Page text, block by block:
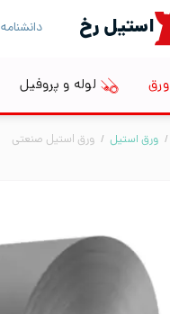
استیل رخ دانشنامه
ورق لوله و پروفیل
/ ورق استیل / ورق استیل صنعتی